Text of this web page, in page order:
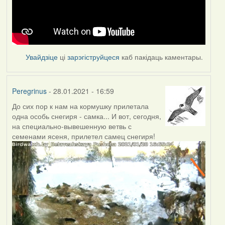
Увайдзіце цізарэгіструйцеся каб пакідаць каментары.
Peregrinus- 28.01.2021 - 16:59
До сих пор к нам на кормушку прилетала
одна особь снегиря - самка... И вот, сегодня,
на специально-вывешенную ветвь с
семенами ясеня, прилетел самец снегиря!